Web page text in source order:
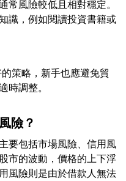
常風險較低且相對穩定。
識，例如閱讀投資書籍或
策略，新手也應避免貿
險？
要包括市場風險、信用風
市的波動，價格的上下浮
風險則是由於借款人無法